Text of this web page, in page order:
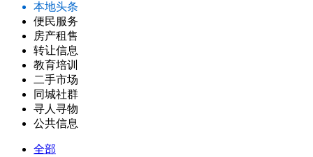
本地头条
便民服务
房产租售
转让信息
教育培训
二手市场
同城社群
寻人寻物
公共信息
全部